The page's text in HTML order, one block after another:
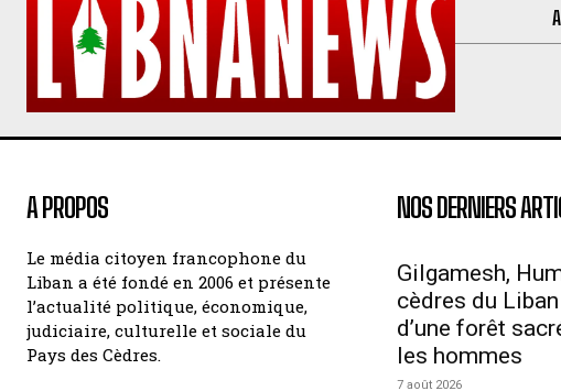
A PROPOS
Le média citoyen francophone du
Liban a été fondé en 2006 et présente
l’actualité politique, économique,
judiciaire, culturelle et sociale du
Pays des Cèdres.
NOS DERNIERS
Gilgamesh,
cèdres du
d’une forêt
les hommes
7 août 2026